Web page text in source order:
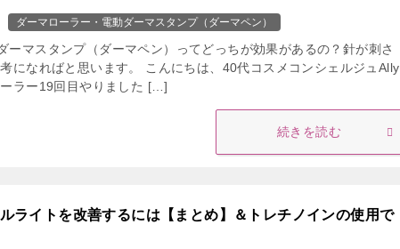
ダーマローラー・電動ダーマスタンプ（ダーマペン）
ーマスタンプ（ダーマペン）ってどっちが効果があるの？針が刺さ
になればと思います。 こんにちは、40代コスメコンシェルジュAlly
ラー19回目やりました […]
続きを読む
ライトを改善するには【まとめ】＆トレチノインの使用で